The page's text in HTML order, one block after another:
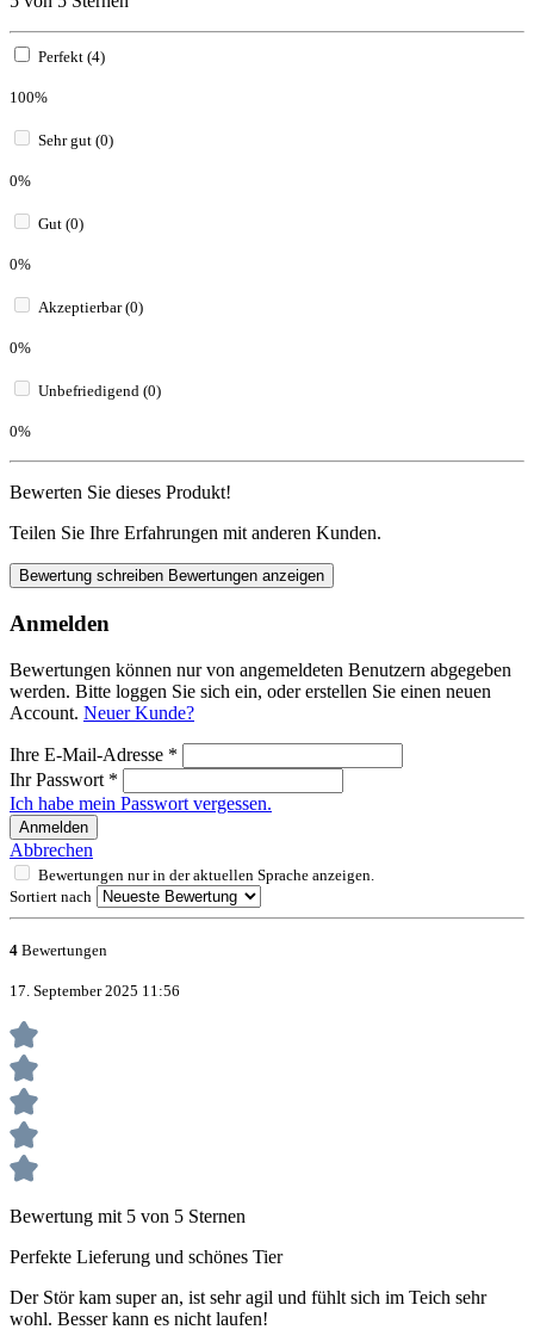
Perfekt (4)
100%
Sehr gut (0)
0%
Gut (0)
0%
Akzeptierbar (0)
0%
Unbefriedigend (0)
0%
Bewerten Sie dieses Produkt!
Teilen Sie Ihre Erfahrungen mit anderen Kunden.
Bewertung schreiben Bewertungen anzeigen
Anmelden
Bewertungen können nur von angemeldeten Benutzern abgegeben
werden. Bitte loggen Sie sich ein, oder erstellen Sie einen neuen
Account. Neuer Kunde?
Ihre E-Mail-Adresse *
Ihr Passwort *
Ich habe mein Passwort vergessen.
Anmelden
Abbrechen
Bewertungen nur in der aktuellen Sprache anzeigen.
Sortiert nach
4 Bewertungen
17. September 2025 11:56
Bewertung mit 5 von 5 Sternen
Perfekte Lieferung und schönes Tier
Der Stör kam super an, ist sehr agil und fühlt sich im Teich sehr
wohl. Besser kann es nicht laufen!